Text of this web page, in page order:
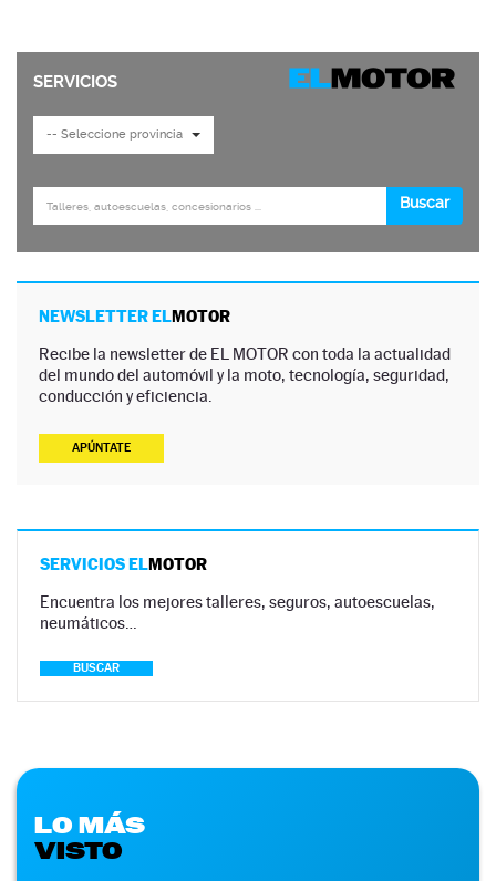
NEWSLETTER ELMOTOR
Recibe la newsletter de EL MOTOR con toda la actualidad
del mundo del automóvil y la moto, tecnología, seguridad,
conducción y eficiencia.
APÚNTATE
SERVICIOS ELMOTOR
Encuentra los mejores talleres, seguros, autoescuelas,
neumáticos…
BUSCAR
LO MÁS
VISTO